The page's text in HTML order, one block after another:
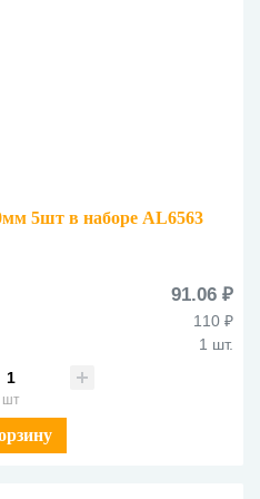
5шт в наборе AL6563
91.06 ₽
110 ₽
1 шт.
шт